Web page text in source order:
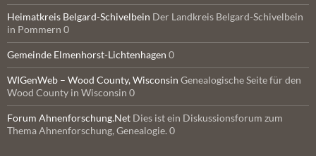
Heimatkreis Belgard-Schivelbein Der Landkreis Belgard-Schivelbein
in Pommern 0
Gemeinde Elmenhorst-Lichtenhagen 0
WIGenWeb – Wood County, Wisconsin Genealogische Seite für den
Wood County in Wisconsin 0
Forum Ahnenforschung.Net Dies ist ein Diskussionsforum zum
Thema Ahnenforschung, Genealogie. 0